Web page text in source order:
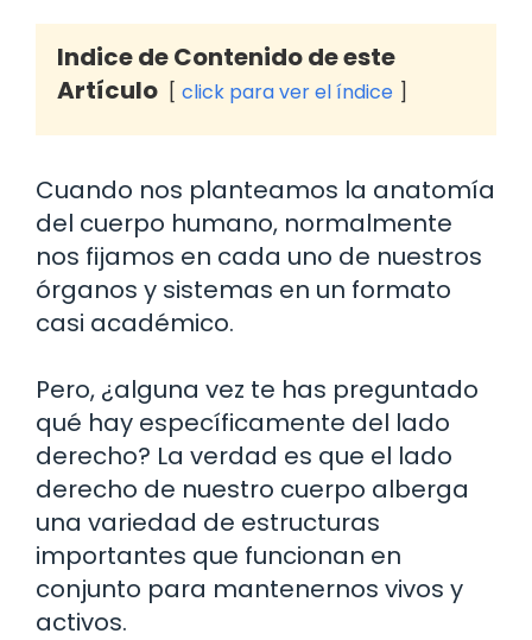
Indice de Contenido de este
Artículo
click para ver el índice
Cuando nos planteamos la anatomía
del cuerpo humano, normalmente
nos fijamos en cada uno de nuestros
órganos y sistemas en un formato
casi académico.
Pero, ¿alguna vez te has preguntado
qué hay específicamente del lado
derecho? La verdad es que el lado
derecho de nuestro cuerpo alberga
una variedad de estructuras
importantes que funcionan en
conjunto para mantenernos vivos y
activos.